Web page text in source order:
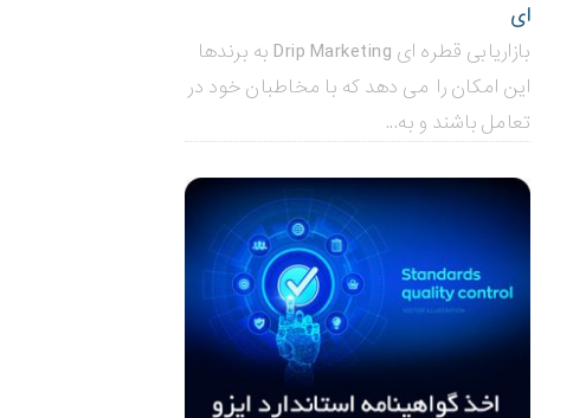
ای
بازاریابی قطره ای Drip Marketing به برندها
این امکان را می دهد که با مخاطبان خود در
تعامل باشند و به...